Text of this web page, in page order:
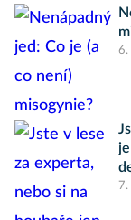
6.
7.